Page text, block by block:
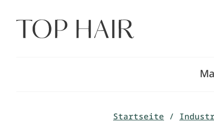
Inhalt
springen
Startseite /